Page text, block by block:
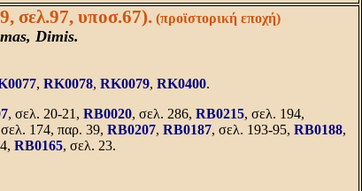
σελ.97, υποσ.67). (προϊστορική εποχή)
Dimis.
, RK0078, RK0079, RK0400.
, σελ. 20-21, RB0020, σελ. 286, RB0215, σελ. 194,
174, παρ. 39, RB0207, RB0187, σελ. 193-95, RB0188,
RB0165, σελ. 23.